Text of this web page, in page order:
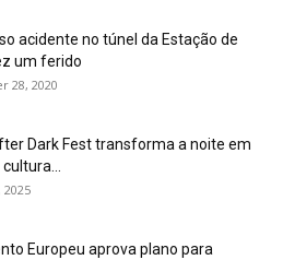
acidente no túnel da Estação de
um ferido
28, 2020
Dark Fest transforma a noite em
2025
Europeu aprova plano para